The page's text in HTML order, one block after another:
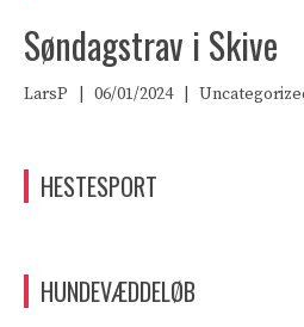
Søndagstrav i Skive
LarsP 06/01/2024
HESTESPORT
HUNDEVÆDDELØB